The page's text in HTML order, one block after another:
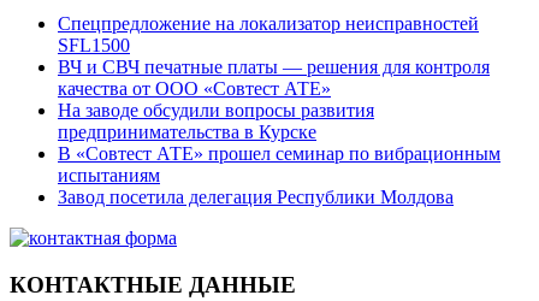
Спецпредложение на локализатор неисправностей
SFL1500
ВЧ и СВЧ печатные платы — решения для контроля
качества от ООО «Совтест АТЕ»
На заводе обсудили вопросы развития
предпринимательства в Курске
В «Совтест АТЕ» прошел семинар по вибрационным
испытаниям
Завод посетила делегация Республики Молдова
КОНТАКТНЫЕ ДАННЫЕ